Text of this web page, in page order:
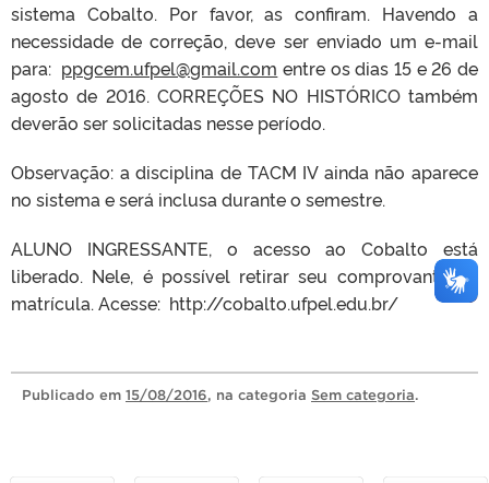
sistema Cobalto. Por favor, as confiram. Havendo a
necessidade de correção, deve ser enviado um e-mail
para: ppgcem.ufpel@gmail.com entre os dias 15 e 26 de
agosto de 2016. CORREÇÕES NO HISTÓRICO também
deverão ser solicitadas nesse período.
Observação: a disciplina de TACM IV ainda não aparece
no sistema e será inclusa durante o semestre.
ALUNO INGRESSANTE, o acesso ao Cobalto está
liberado. Nele, é possível retirar seu comprovante de
matrícula. Acesse: http://cobalto.ufpel.edu.br/
Publicado em 15/08/2016, na categoria Sem categoria.